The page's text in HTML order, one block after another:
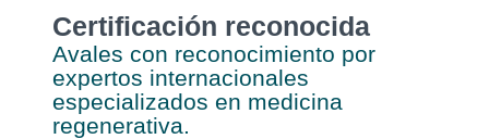
Certificación reconocida
Avales con reconocimiento por
expertos internacionales
especializados en medicina
regenerativa.